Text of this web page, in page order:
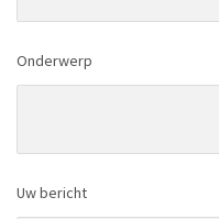
Onderwerp
Uw bericht